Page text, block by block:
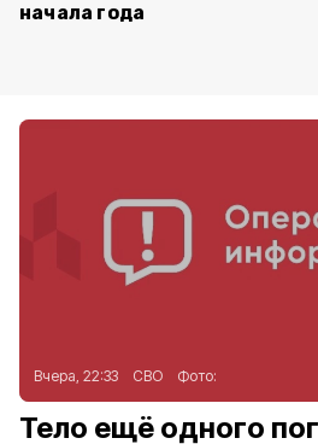
начала года
Вчера, 22:33 СВО Фото:
Тело ещё одного